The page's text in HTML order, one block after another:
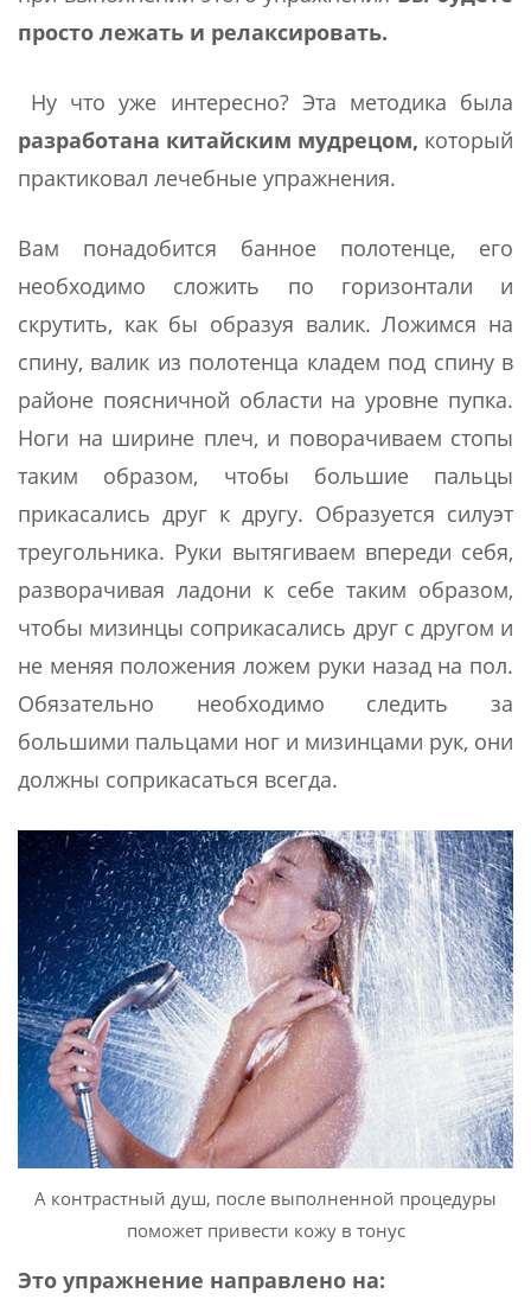
просто лежать и релаксировать.
Ну что уже интересно? Эта методика была
разработана китайским мудрецом, который
практиковал лечебные упражнения.
Вам понадобится банное полотенце, его
необходимо сложить по горизонтали и
скрутить, как бы образуя валик. Ложимся на
спину, валик из полотенца кладем под спину в
районе поясничной области на уровне пупка.
Ноги на ширине плеч, и поворачиваем стопы
таким образом, чтобы большие пальцы
прикасались друг к другу. Образуется силуэт
треугольника. Руки вытягиваем впереди себя,
разворачивая ладони к себе таким образом,
чтобы мизинцы соприкасались друг с другом и
не меняя положения ложем руки назад на пол.
Обязательно необходимо следить за
большими пальцами ног и мизинцами рук, они
должны соприкасаться всегда.
А контрастный душ, после выполненной процедуры
поможет привести кожу в тонус
Это упражнение направлено на: